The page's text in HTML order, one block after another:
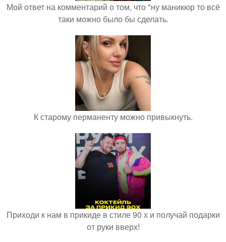
Мой ответ на комментарий о том, что "ну маникюр то всё
таки можно было бы сделать.
К старому перманенту можно привыкнуть.
Приходи к нам в прикиде в стиле 90 х и получай подарки
от руки вверх!